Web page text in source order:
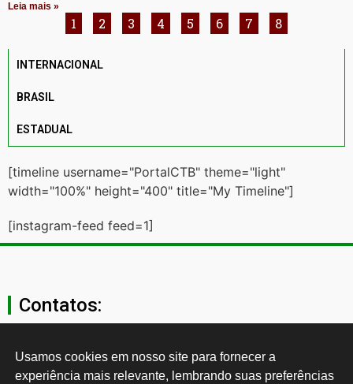
Leia mais »
1 2 3 4 5 6 7 8
INTERNACIONAL
BRASIL
ESTADUAL
[timeline username="PortalCTB" theme="light"
width="100%" height="400" title="My Timeline"]
[instagram-feed feed=1]
Contatos:
secgeral@ctb.org.br
Usamos cookies em nosso site para fornecer a
experiência mais relevante, lembrando suas preferências